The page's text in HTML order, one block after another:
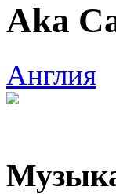
Aka
Англия